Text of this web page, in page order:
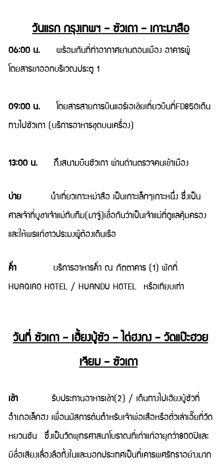
วันแรก กรุงเทพฯ – ซัวเถา – เกาะมาสือ
06:00 น. พร้อมกันที่ท่าอากาศยานดอนเมือง อาคารผู้
โดยสารขาออกบริเวณประตู 1
09:00 น.
โดยสารสายการบินแอร์เอเชียเที่ยวบินที่FD850เดิน
ทางไปซัวเถา (บริการอาหารชุดบนเครื่อง)
13:00 น. ถึงสนามบินซัวเถา ผ่านด่านตรวจคนเข้าเมือง
บ่าย
นำเที่ยวเกาะหม่าสือ เป็นเกาะเล็กๆเกาะหนึ่ง ซึ่งเป็น
ศาลเจ้าที่บูชาเจ้าแม่ทับทิม(มาจู่)เชื่อกันว่าเป็นเจ้าแม่ที่ดูแลคุ้มครอง
และให้พรแก่ชาวประมงผู้ต้องเดินเรือ
ค่ำ
บริการอาหารค่ำ ณ ภัตตาคาร (1) พักที่
HUAQIAO HOTEL / HUANDU HOTEL หรือเทียบเท่า
วันที่ ซัวเถา – เฮี้ยงบู้ซัว – ไต่ฮงกง – วัดแป๊ะฮวย
เจียม – ซัวเถา
เช้ารับประทานอาหารเช้า(2) / เดินทางไปเฮียงบู้ซัวที่
อำเภอเล็กฮง เพื่อนมัสการต้นตำหรับเจ้าพ่อเสือหรือตั่วเล่าเอี๊ยที่วัด
หยวนซัน ซึ่งเป็นวัดพุทธศาสนาโบราณที่เก่าแก่อายุกว่า800ปีและ
มีชื่อเสียงเลื่องลือทั้งในและนอกประเทศเป็นที่เคารพศรัทธาอย่างมาก